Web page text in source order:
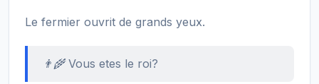
Le fermier ouvrit de grands yeux.
👨‍🌾 Vous etes le roi?